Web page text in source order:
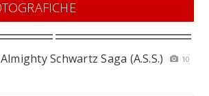
Schwartz Saga (A.S.S.)
10